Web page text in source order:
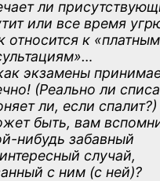
ли
или все время
относится к «платным
…
экзамены
(Реально ли
ли, если спалит?)
быть, вам
нибудь забавный
случай,
с ним (с ней)?